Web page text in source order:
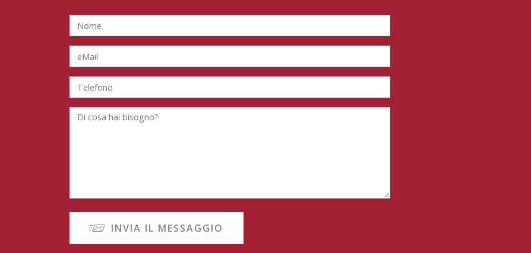
INVIA IL MESSAGGIO